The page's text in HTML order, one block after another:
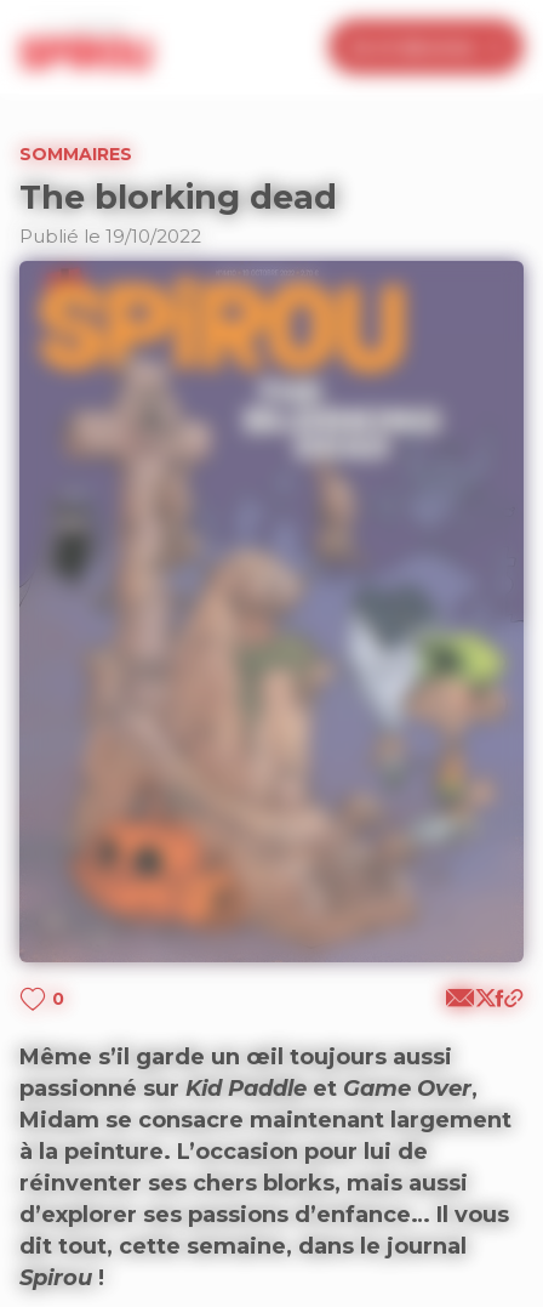
SOMMAIRES
The blorking dead
Publié le 19/10/2022
0
Même s’il garde un œil toujours aussi
passionné sur Kid Paddle et Game Over,
Midam se consacre maintenant largement
à la peinture. L’occasion pour lui de
réinventer ses chers blorks, mais aussi
d’explorer ses passions d’enfance… Il vous
dit tout, cette semaine, dans le journal
Spirou !